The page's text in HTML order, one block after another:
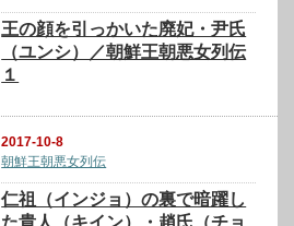
王の顔を引っかいた廃妃・尹氏
（ユンシ）／朝鮮王朝悪女列伝
１
2017-10-8
朝鮮王朝悪女列伝
仁祖（インジョ）の裏で暗躍し